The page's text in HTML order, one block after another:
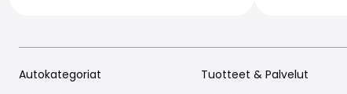
Autokategoriat
Tuotteet & Palvelut